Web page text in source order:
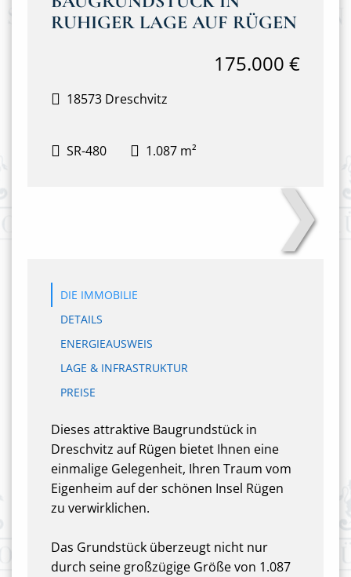
RUHIGER LAGE AUF RÜGEN
18573 Dreschvitz
175.000 €
SR-480 1.087 m²
❯
DIE IMMOBILIE
DETAILS
ENERGIEAUSWEIS
LAGE & INFRASTRUKTUR
PREISE
Dieses attraktive Baugrundstück in
Dreschvitz auf Rügen bietet Ihnen eine
einmalige Gelegenheit, Ihren Traum vom
Eigenheim auf der schönen Insel Rügen
zu verwirklichen.
Das Grundstück überzeugt nicht nur
durch seine großzügige Größe von 1.087